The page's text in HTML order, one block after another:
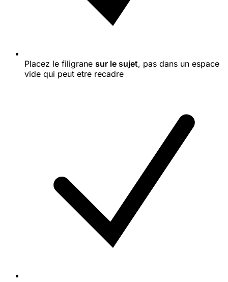
Placez le filigrane sur le sujet, pas dans un espace
vide qui peut etre recadre